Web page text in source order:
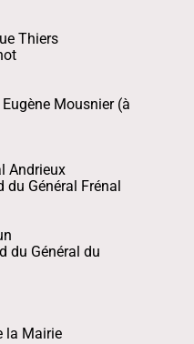
Thiers
Eugène Mousnier (à
Andrieux
du Général Frénal
du Général du
la Mairie